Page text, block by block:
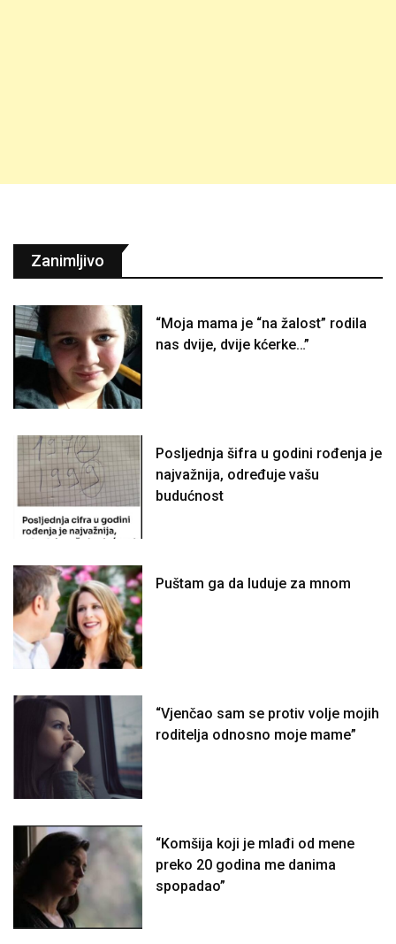
Zanimljivo
“Moja mama je “na žalost” rodila
nas dvije, dvije kćerke…”
Posljednja šifra u godini rođenja je
najvažnija, određuje vašu
budućnost
Puštam ga da luduje za mnom
“Vjenčao sam se protiv volje mojih
roditelja odnosno moje mame”
“Komšija koji je mlađi od mene
preko 20 godina me danima
spopadao”